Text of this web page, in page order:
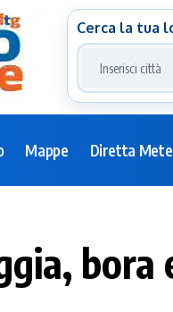
Cerca la tua
Mappe Diretta
bora